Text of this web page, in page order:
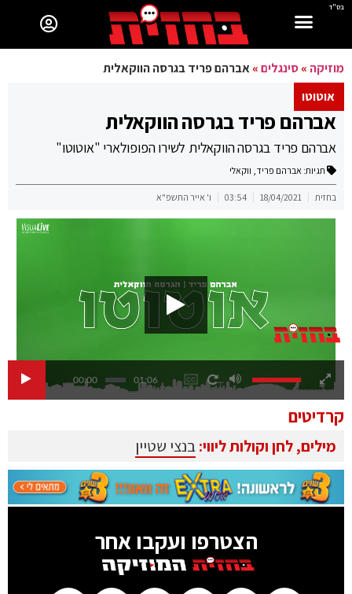
בס"ד
מוזיקה »סינגלים»אברהם פריד בגרסה הווקאלית
אוטוטו
אברהם פריד בגרסה הווקאלית
אברהם פריד בגרסה הווקאלית לשירו הפופולארי "אוטוטו"
תגיות: אברהם פריד, ווקאלי
בחזית 18/04/2021
03:54 ו' אייר התשפ"א
00:00 01:06
קרדיטים
מילים, לחן וקולות ליווי:בנצי שטיין
הצטרפו ועקבו אחר